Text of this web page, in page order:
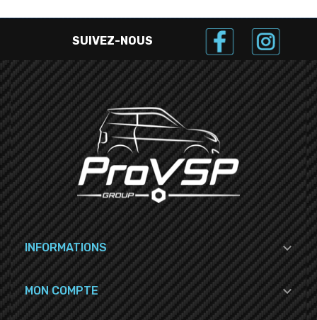
SUIVEZ-NOUS
INFORMATIONS 
MON COMPTE 